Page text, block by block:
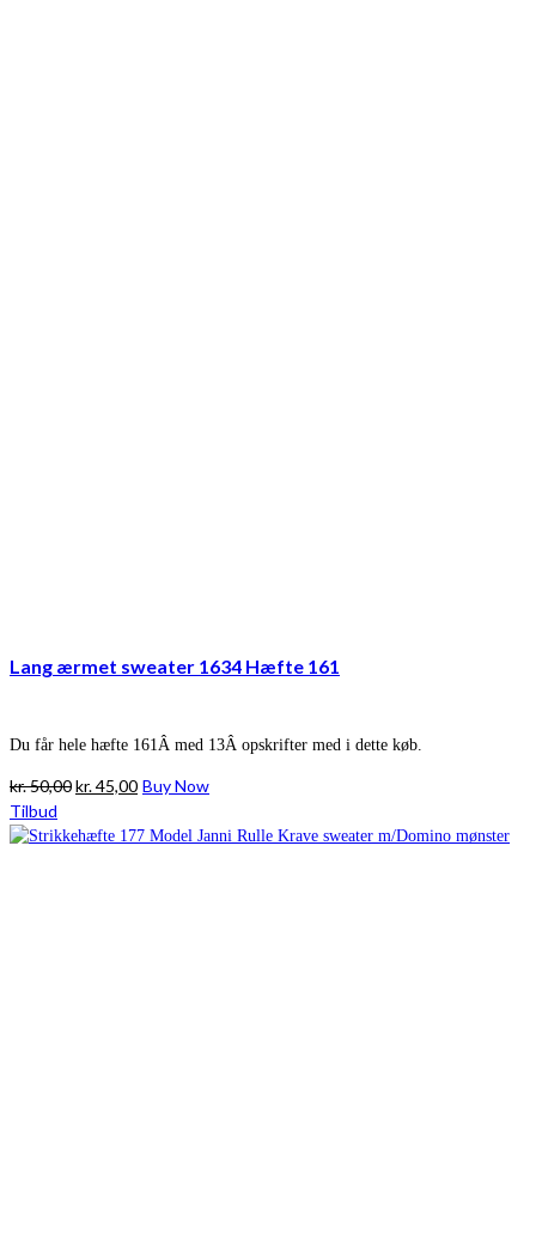
Lang ærmet sweater 1634 Hæfte 161
Du får hele hæfte 161Â med 13Â opskrifter med i dette køb.
kr.50,00Den
pris
kr.45,00Den
pris
Buy Now
Tilbud